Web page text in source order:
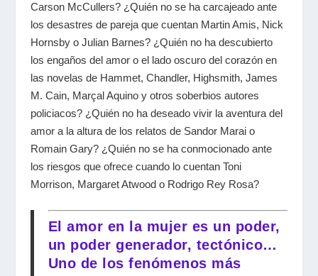
Carson McCullers? ¿Quién no se ha carcajeado ante
los desastres de pareja que cuentan Martin Amis, Nick
Hornsby o Julian Barnes? ¿Quién no ha descubierto
los engaños del amor o el lado oscuro del corazón en
las novelas de Hammet, Chandler, Highsmith, James
M. Cain, Marçal Aquino y otros soberbios autores
policiacos? ¿Quién no ha deseado vivir la aventura del
amor a la altura de los relatos de Sandor Marai o
Romain Gary? ¿Quién no se ha conmocionado ante
los riesgos que ofrece cuando lo cuentan Toni
Morrison, Margaret Atwood o Rodrigo Rey Rosa?
El amor en la mujer es un poder,
un poder generador, tectónico…
Uno de los fenómenos más